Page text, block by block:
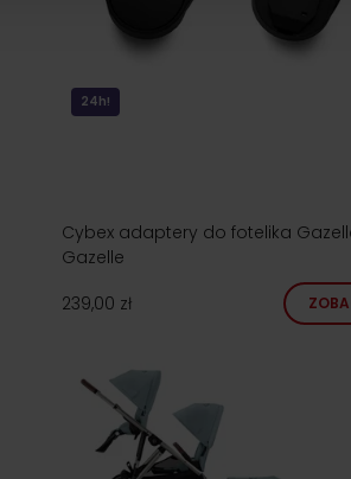
24h!
Cybex adaptery do fotelika
Gazelle
239,00 zł